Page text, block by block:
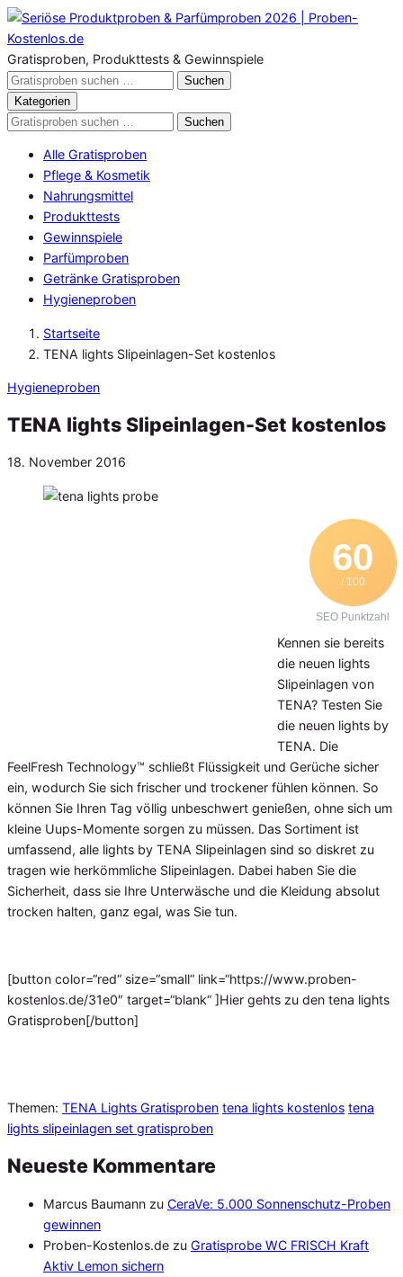
Zum
Inhalt
springen
Gratisproben, Produkttests & Gewinnspiele
Gratisproben
durchsuchen
Suchen
Kategorien
Gratisproben
Suchen
Alle Gratisproben
Pflege & Kosmetik
Nahrungsmittel
Produkttests
Gewinnspiele
Parfümproben
Getränke Gratisproben
Hygieneproben
Startseite
TENA lights Slipeinlagen-Set kostenlos
Hygieneproben
TENA lights Slipeinlagen-Set kostenlos
Veröffentlicht
18. November 2016
60
/ 100
SEO Punktzahl
Kennen sie bereits
die neuen lights
Slipeinlagen von
TENA? Testen Sie
die neuen lights by
TENA. Die
FeelFresh Technology™ schließt Flüssigkeit und Gerüche sicher
ein, wodurch Sie sich frischer und trockener fühlen können. So
können Sie Ihren Tag völlig unbeschwert genießen, ohne sich um
kleine Uups-Momente sorgen zu müssen. Das Sortiment ist
umfassend, alle lights by TENA Slipeinlagen sind so diskret zu
tragen wie herkömmliche Slipeinlagen. Dabei haben Sie die
Sicherheit, dass sie Ihre Unterwäsche und die Kleidung absolut
trocken halten, ganz egal, was Sie tun.
[button color=“red“ size=“small“ link=“https://www.proben-
kostenlos.de/31e0″ target=“blank“ ]Hier gehts zu den tena lights
Gratisproben[/button]
Themen: TENA Lights Gratisproben tena lights kostenlos tena
lights slipeinlagen set gratisproben
Neueste Kommentare
Marcus Baumann zu CeraVe: 5.000 Sonnenschutz-Proben
gewinnen
Proben-Kostenlos.de zu Gratisprobe WC FRISCH Kraft
Aktiv Lemon sichern